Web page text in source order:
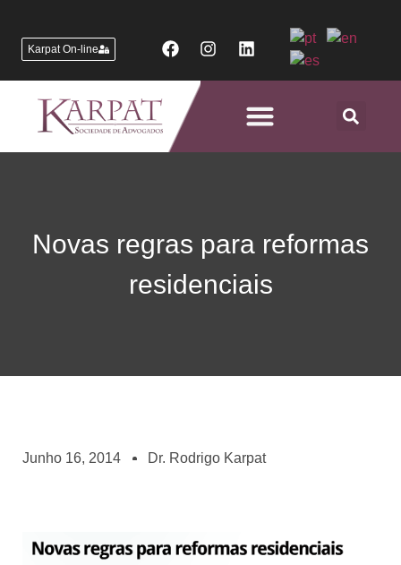
Karpat On-line
Novas regras para reformas
residenciais
Junho 16, 2014 Dr. Rodrigo Karpat